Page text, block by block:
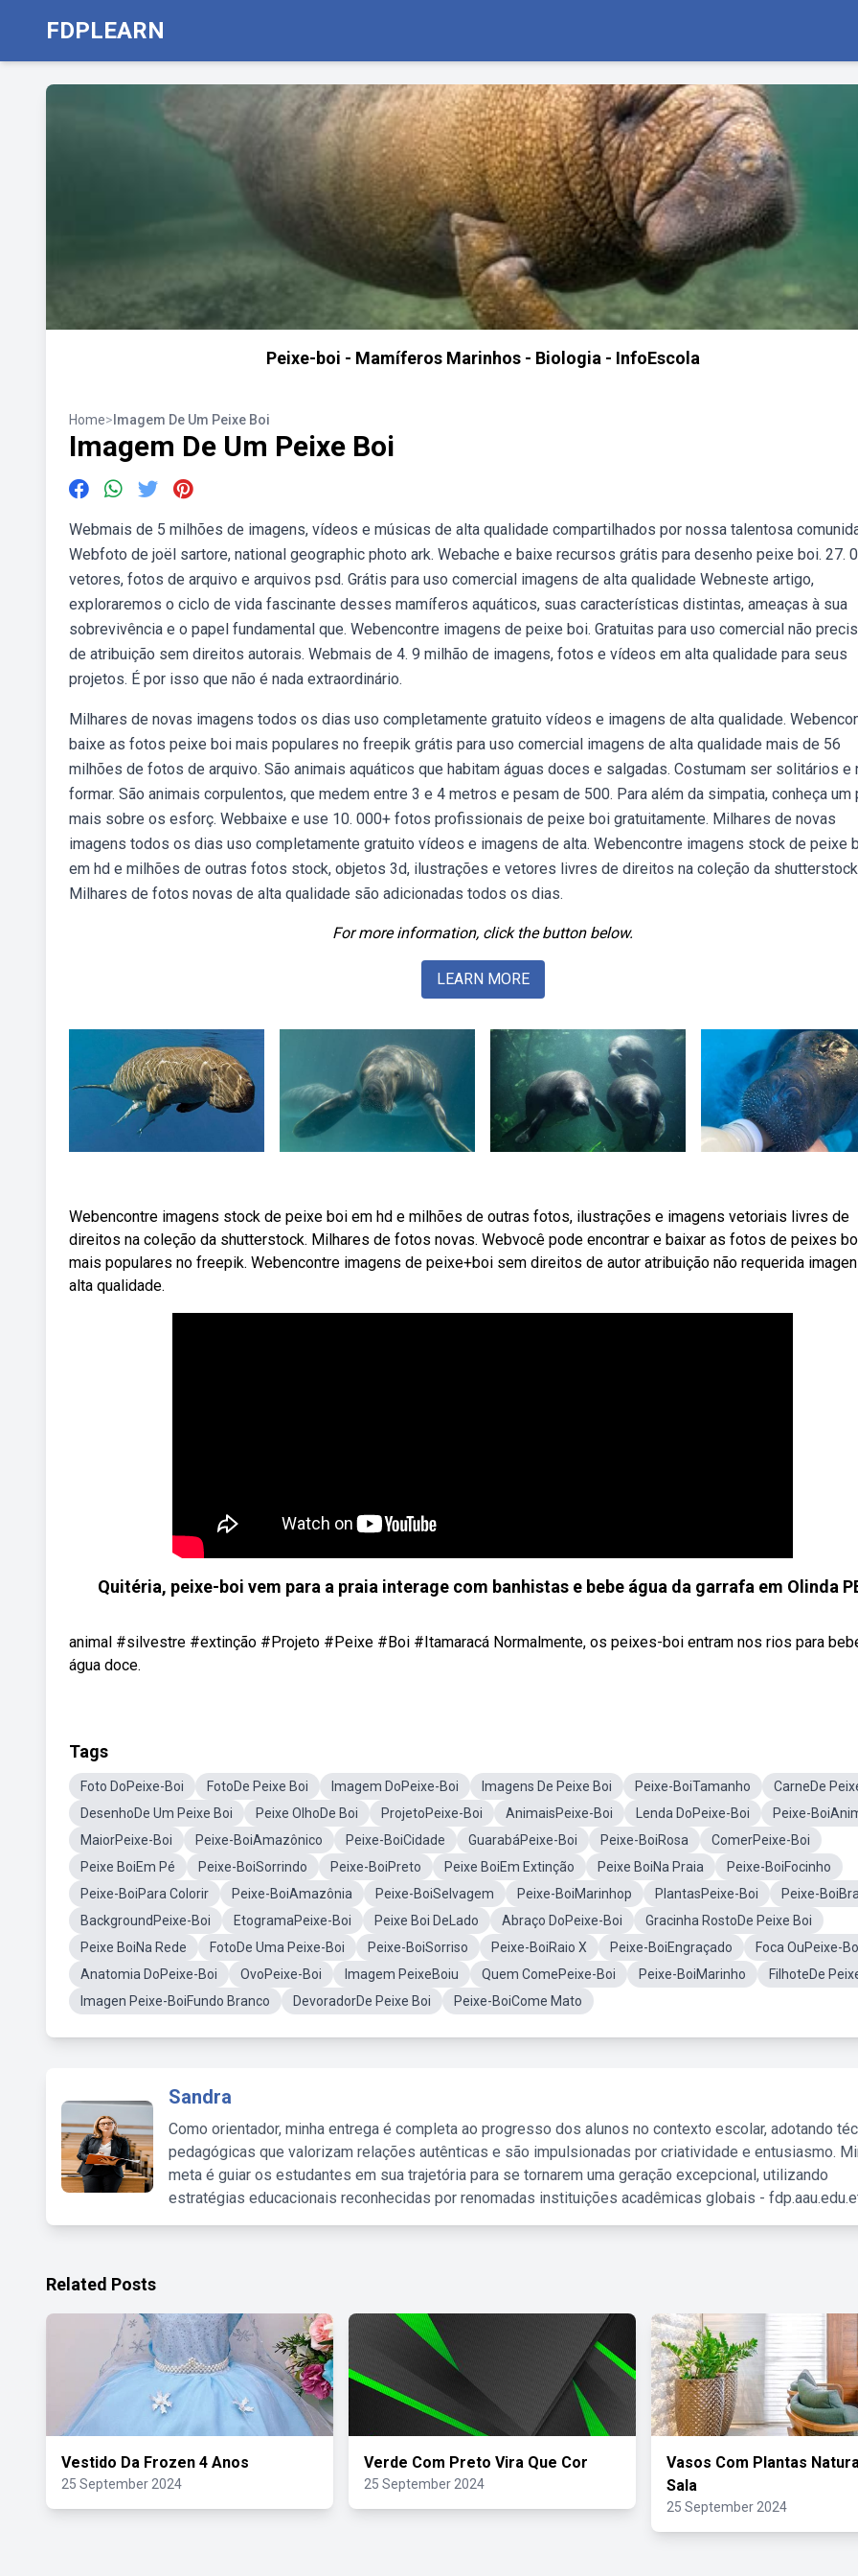
FDPLEARN
Peixe-boi - Mamíferos Marinhos - Biologia - InfoEscola
Home> Imagem De Um Peixe Boi
Imagem De Um Peixe Boi
Webmais de 5 milhões de imagens, vídeos e músicas de alta qualidade compartilhados por nossa talentosa
Webfoto de joël sartore, national geographic photo ark. Webache e baixe recursos grátis para desenho peixe boi. 27.
vetores, fotos de arquivo e arquivos psd. Grátis para uso comercial imagens de alta qualidade Webneste artigo,
exploraremos o ciclo de vida fascinante desses mamíferos aquáticos, suas características distintas, ameaças à sua
sobrevivência e o papel fundamental que. Webencontre imagens de peixe boi. Gratuitas para uso comercial não
de atribuição sem direitos autorais. Webmais de 4. 9 milhão de imagens, fotos e vídeos em alta qualidade para seus
projetos. É por isso que não é nada extraordinário.
Milhares de novas imagens todos os dias uso completamente gratuito vídeos e imagens de alta qualidade.
baixe as fotos peixe boi mais populares no freepik grátis para uso comercial imagens de alta qualidade mais de 56
milhões de fotos de arquivo. São animais aquáticos que habitam águas doces e salgadas. Costumam ser solitários e
formar. São animais corpulentos, que medem entre 3 e 4 metros e pesam de 500. Para além da simpatia, conheça um
mais sobre os esforç. Webbaixe e use 10. 000+ fotos profissionais de peixe boi gratuitamente. Milhares de novas
imagens todos os dias uso completamente gratuito vídeos e imagens de alta. Webencontre imagens stock de peixe
em hd e milhões de outras fotos stock, objetos 3d, ilustrações e vetores livres de direitos na coleção da
Milhares de fotos novas de alta qualidade são adicionadas todos os dias.
For more information, click the button below.
LEARN MORE
Webencontre imagens stock de peixe boi em hd e milhões de outras fotos, ilustrações e imagens vetoriais livres de
direitos na coleção da shutterstock. Milhares de fotos novas. Webvocê pode encontrar e baixar as fotos de peixes
mais populares no freepik. Webencontre imagens de peixe+boi sem direitos de autor atribuição não requerida
alta qualidade.
Quitéria, peixe-boi vem para a praia interage com banhistas e bebe água da garrafa em Olinda
animal #silvestre #extinção #Projeto #Peixe #Boi #Itamaracá Normalmente, os peixes-boi entram nos rios para
água doce.
Tags
Foto DoPeixe-Boi FotoDe Peixe Boi Imagem DoPeixe-Boi Imagens De Peixe Boi Peixe-BoiTamanho
CarneDe
DesenhoDe Um Peixe Boi
Peixe OlhoDe Boi ProjetoPeixe-Boi AnimaisPeixe-Boi Lenda DoPeixe-Boi
Peixe-
MaiorPeixe-Boi
Peixe-BoiAmazônico Peixe-BoiCidade GuarabáPeixe-Boi Peixe-BoiRosa
ComerPeixe-Boi
Peixe BoiEm Pé
Peixe-BoiSorrindo Peixe-BoiPreto Peixe BoiEm Extinção Peixe BoiNa Praia
Peixe-BoiFocinho
Peixe-BoiPara Colorir
Peixe-BoiAmazônia Peixe-BoiSelvagem Peixe-BoiMarinhop PlantasPeixe-Boi
Peixe-
BackgroundPeixe-Boi
EtogramaPeixe-Boi Peixe Boi DeLado Abraço DoPeixe-Boi
Gracinha RostoDe Peixe Boi
Peixe BoiNa Rede
FotoDe Uma Peixe-Boi Peixe-BoiSorriso Peixe-BoiRaio X Peixe-BoiEngraçado
Foca OuPeixe-
Anatomia DoPeixe-Boi
OvoPeixe-Boi Imagem PeixeBoiu Quem ComePeixe-Boi Peixe-BoiMarinho
FilhoteDe
Imagen Peixe-BoiFundo Branco
DevoradorDe Peixe Boi Peixe-BoiCome Mato
Sandra
Como orientador, minha entrega é completa ao progresso dos alunos no contexto escolar, adotando
pedagógicas que valorizam relações autênticas e são impulsionadas por criatividade e entusiasmo.
meta é guiar os estudantes em sua trajetória para se tornarem uma geração excepcional, utilizando
estratégias educacionais reconhecidas por renomadas instituições acadêmicas globais -
Related Posts
Vestido Da Frozen 4 Anos
25 September 2024
Verde Com Preto Vira Que Cor
25 September 2024
Vasos Com Plantas
Sala
25 September 2024